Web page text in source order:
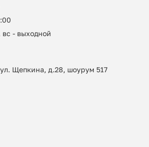
вс - выходной
Щепкина, д.28, шоурум 517